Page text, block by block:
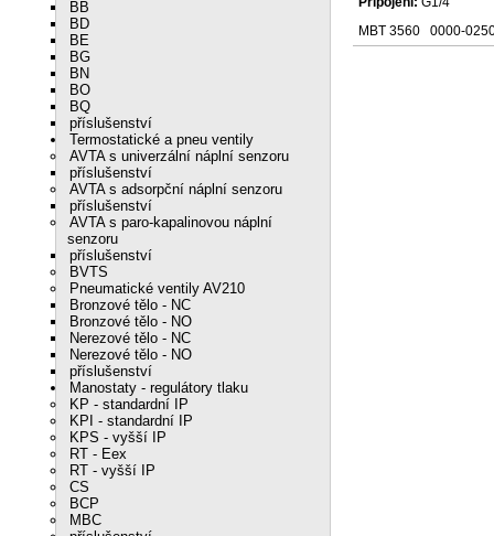
MBT 3560 0000-
BB
BD
BE
BG
BN
BO
BQ
příslušenství
Termostatické a pneu ventily
AVTA s univerzální náplní senzoru
příslušenství
AVTA s adsorpční náplní senzoru
příslušenství
AVTA s paro-kapalinovou náplní
senzoru
příslušenství
BVTS
Pneumatické ventily AV210
Bronzové tělo - NC
Bronzové tělo - NO
Nerezové tělo - NC
Nerezové tělo - NO
příslušenství
Manostaty - regulátory tlaku
KP - standardní IP
KPI - standardní IP
KPS - vyšší IP
RT - Eex
RT - vyšší IP
CS
BCP
MBC